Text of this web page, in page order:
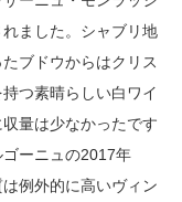
ました。シャブリ地
ブドウからはクリス
つ素晴らしい白ワイ
量は少なかったです
ーニュの2017年
例外的に高いヴィン